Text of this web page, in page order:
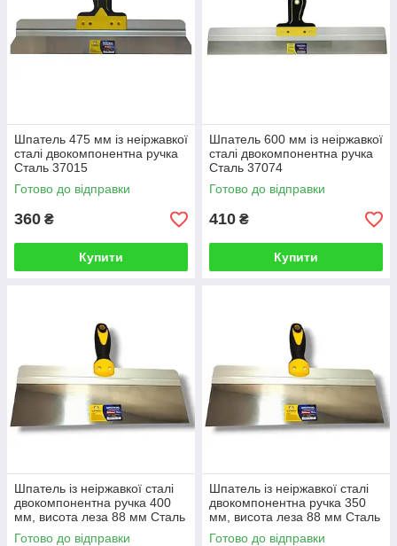
Шпатель 475 мм із неіржавкої
сталі двокомпонентна ручка
Сталь 37015
Готово до відправки
360 ₴
Купити
Шпатель 600 мм із неіржавкої
сталі двокомпонентна ручка
Сталь 37074
Готово до відправки
410 ₴
Купити
Шпатель із неіржавкої сталі
двокомпонентна ручка 400
мм, висота леза 88 мм Сталь
37077
Готово до відправки
Шпатель із неіржавкої сталі
двокомпонентна ручка 350
мм, висота леза 88 мм Сталь
37076
Готово до відправки